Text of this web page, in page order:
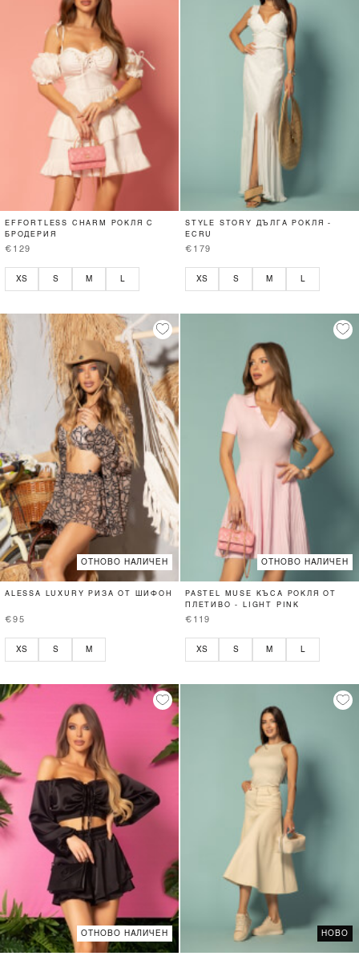
EFFORTLESS CHARM РОКЛЯ С
БРОДЕРИЯ
€129
XS S M
STYLE STORY ДЪЛГА РОКЛЯ -
ECRU
€179
XS S M
ОТНОВО НАЛИЧЕН
ALESSA LUXURY РИЗА ОТ ШИФОН
€95
XS S M
ОТНОВО НАЛИЧЕН
PASTEL MUSE КЪСА РОКЛЯ ОТ
ПЛЕТИВО - LIGHT PINK
€119
XS S M L
ОТНОВО НАЛИЧЕН НОВО